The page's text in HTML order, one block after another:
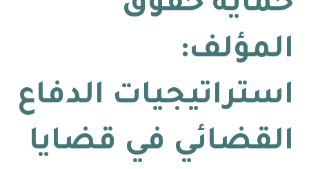
المؤلف:
استراتيجيات الدفاع
القضائي في قضايا